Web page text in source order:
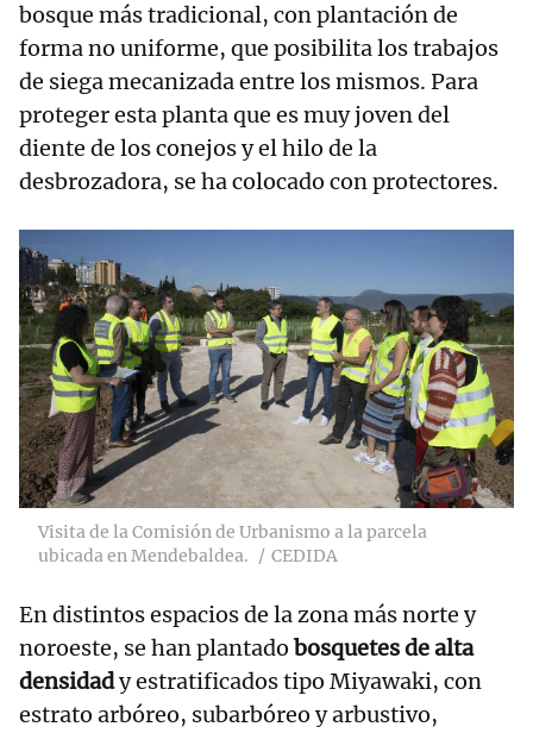
bosque más tradicional, con plantación de
forma no uniforme, que posibilita los trabajos
de siega mecanizada entre los mismos. Para
proteger esta planta que es muy joven del
diente de los conejos y el hilo de la
desbrozadora, se ha colocado con protectores.
Visita de la Comisión de Urbanismo a la parcela
ubicada en Mendebaldea.
CEDIDA
En distintos espacios de la zona más norte y
noroeste, se han plantado bosquetes de alta
densidady estratificados tipo Miyawaki, con
estrato arbóreo, subarbóreo y arbustivo,